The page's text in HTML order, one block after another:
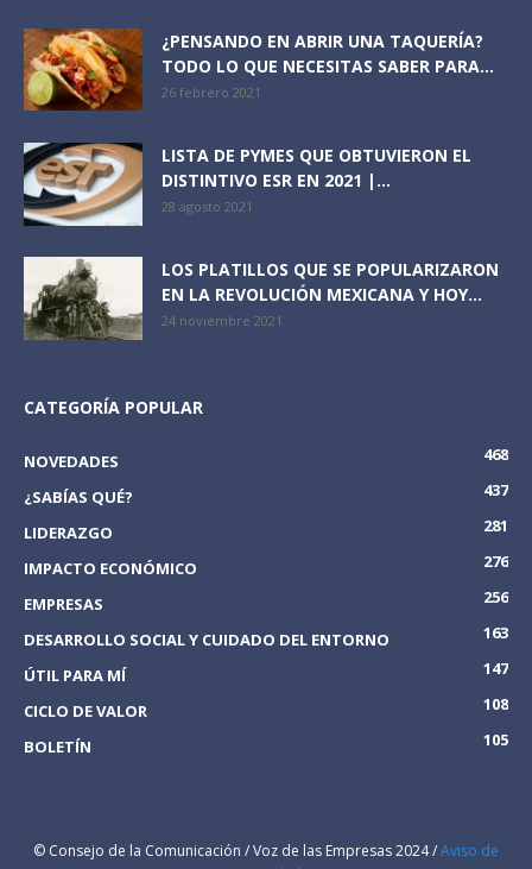
¿PENSANDO EN ABRIR UNA TAQUERÍA?
TODO LO QUE NECESITAS SABER PARA...
26 febrero 2021
LISTA DE PYMES QUE OBTUVIERON EL
DISTINTIVO ESR EN 2021 |...
28 agosto 2021
LOS PLATILLOS QUE SE POPULARIZARON
EN LA REVOLUCIÓN MEXICANA Y HOY...
24 noviembre 2021
CATEGORÍA POPULAR
NOVEDADES
468
¿SABÍAS QUÉ?
437
LIDERAZGO
281
IMPACTO ECONÓMICO
276
EMPRESAS
256
DESARROLLO SOCIAL Y CUIDADO DEL ENTORNO
163
ÚTIL PARA MÍ
147
CICLO DE VALOR
108
BOLETÍN
105
© Consejo de la Comunicación / Voz de las Empresas 2024 /Aviso de